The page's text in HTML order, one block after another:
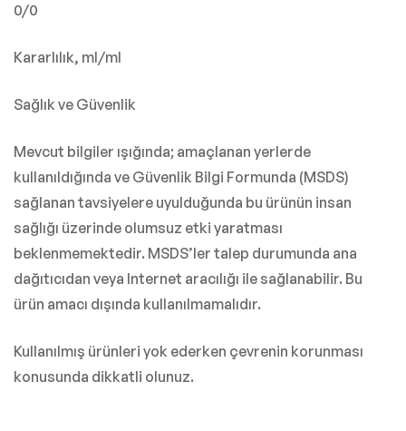
0/0
Kararlılık, ml/ml
Sağlık ve Güvenlik
Mevcut bilgiler ışığında; amaçlanan yerlerde
kullanıldığında ve Güvenlik Bilgi Formunda (MSDS)
sağlanan tavsiyelere uyulduğunda bu ürünün insan
sağlığı üzerinde olumsuz etki yaratması
beklenmemektedir. MSDS’ler talep durumunda ana
dağıtıcıdan veya Internet aracılığı ile sağlanabilir. Bu
ürün amacı dışında kullanılmamalıdır.
Kullanılmış ürünleri yok ederken çevrenin korunması
konusunda dikkatli olunuz.